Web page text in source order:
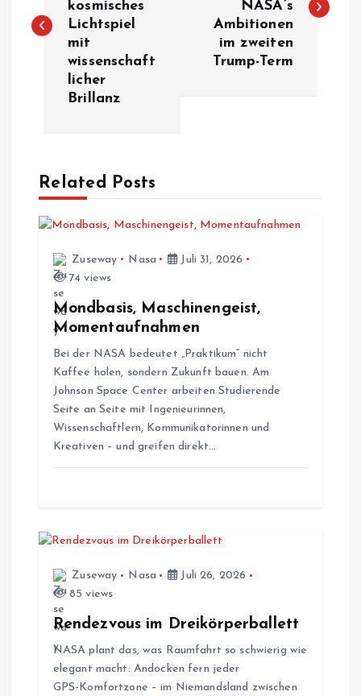
i
g
s
kosmisches
Lichtspiel
mit
wissenschaft
licher
Brillanz
NASA’s
Ambitionen
im zweiten
Trump-Term
Related Posts
Zuseway Nasa
Juli 31, 2026
74 views
Mondbasis, Maschinengeist,
Momentaufnahmen
Bei der NASA bedeutet „Praktikum“ nicht
Kaffee holen, sondern Zukunft bauen. Am
Johnson Space Center arbeiten Studierende
Seite an Seite mit Ingenieurinnen,
Wissenschaftlern, Kommunikatorinnen und
Kreativen – und greifen direkt…
Zuseway Nasa
Juli 26, 2026
85 views
Rendezvous im Dreikörperballett
NASA plant das, was Raumfahrt so schwierig wie
elegant macht: Andocken fern jeder
GPS‑Komfortzone – im Niemandsland zwischen